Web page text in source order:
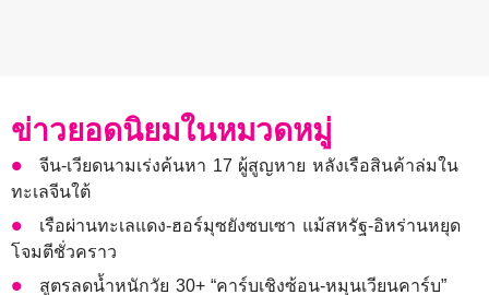
ข่าวยอดนิยมในหมวดหมู่
จีน-เวียดนามเร่งค้นหา 17 ผู้สูญหาย หลังเรือสินค้าล่มใน
ทะเลจีนใต้
เรือผ่านทะเลแดง-ฮอร์มุซยังซบเซา แม้สหรัฐ-อิหร่านหยุด
โจมตีชั่วคราว
สูตรลดน้ำหนักวัย 30+ “คาร์บเชิงซ้อน-หมุนเวียนคาร์บ”